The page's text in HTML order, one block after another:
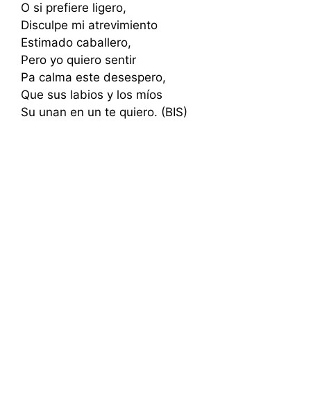
O si prefiere ligero,
Disculpe mi atrevimiento
Estimado caballero,
Pero yo quiero sentir
Pa calma este desespero,
Que sus labios y los míos
Su unan en un te quiero. (BIS)